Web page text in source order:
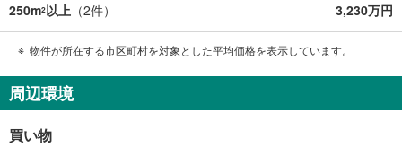
250m2以上 （2件） 3,230万円
物件が所在する市区町村を対象とした平均価格を表示しています。
周辺環境
買い物